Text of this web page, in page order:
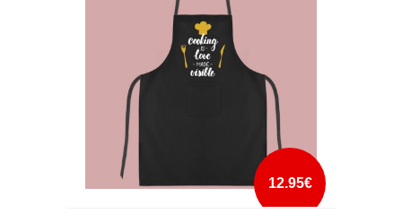
mais info
add à lista
12.95€